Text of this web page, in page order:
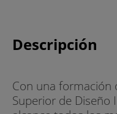
Descripción
Con una formación
Superior de Diseño